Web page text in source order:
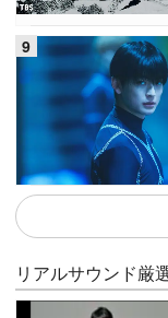
リアルサウンド厳